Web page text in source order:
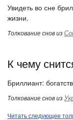
Увидеть во сне
жизни.
Толкование снов из
К чему
Бриллиант:
Толкование снов из
Читать следующее